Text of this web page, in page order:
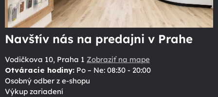
Navštív nás na predajni v Prahe
Vodičkova 10, Praha 1 Zobraziť na mape
Otváracie hodiny: Po – Ne: 08:30 - 20:00
Osobný odber z e-shopu
Výkup zariadení